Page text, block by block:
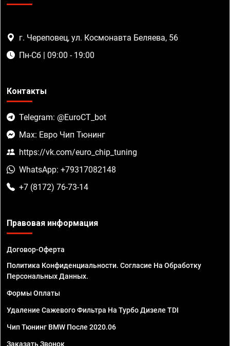
г. Череповец, ул. Космонавта Беляева, 56
Пн-Сб | 09:00 - 19:00
Контакты
Telegram: @EuroCT_bot
Max: Евро Чип Тюнинг
https://vk.com/euro_chip_tuning
WhatsApp: +79317082148
+7 (8172) 76-73-14
Правовая информация
Договор-Оферта
Политика Конфиденциальности. Согласие На Обработку
Персональных Данных.
Формы Оплаты
Удаление Сажевого Фильтра На Турбо Дизеле TDI
Чип Тюнинг BMW После 2020.06
Заказать Звонок